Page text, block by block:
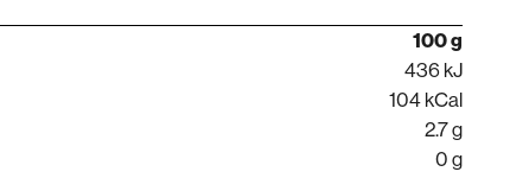
100 g
436 kJ
104 kCal
2.7 g
0 g